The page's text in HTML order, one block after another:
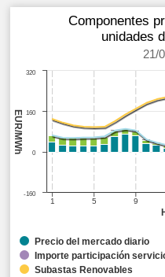
EUR/MWh
Componentes
unidades
21/
1 5 9
0
160
320
-160
Precio del mercado diario
Importe participación
Subastas Renovables